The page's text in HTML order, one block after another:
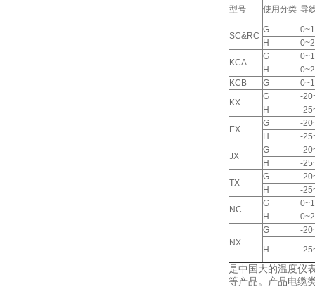
型号 使用分类 导
SC&RC
G
H
KCA
G
H
KCB
G
KX
G
-
H
-
EX
G
-
H
-
JX
G
-
H
-
TX
G
-
H
-
NC
G
H
NX
G
-
H
-
是中国大的温度仪
等产品。产品电缆